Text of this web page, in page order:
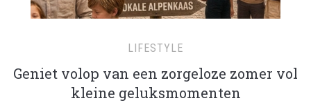
LIFESTYLE
Geniet volop van een zorgeloze zomer vol
kleine geluksmomenten